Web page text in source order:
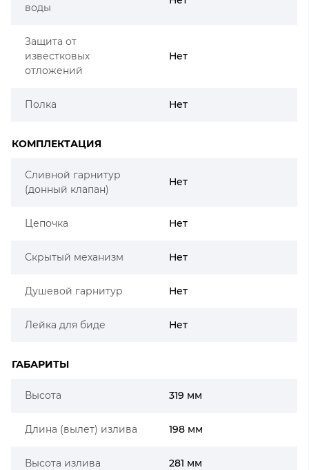
воды
Защита от
известковых
отложений
Нет
Полка Нет
КОМПЛЕКТАЦИЯ
Сливной гарнитур
(донный клапан)
Нет
Цепочка Нет
Скрытый механизм Нет
Душевой гарнитур Нет
Лейка для биде Нет
ГАБАРИТЫ
Высота 319 мм
Длина (вылет) излива 198 мм
Высота излива 281 мм